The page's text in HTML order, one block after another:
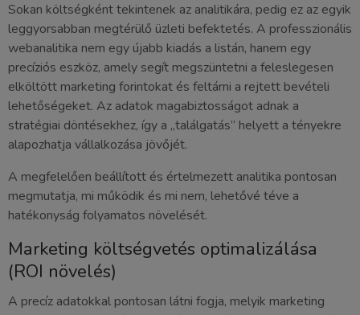
Sokan költségként tekintenek az analitikára, pedig ez az egyik
leggyorsabban megtérülő üzleti befektetés. A professzionális
webanalitika nem egy újabb kiadás a listán, hanem egy
precíziós eszköz, amely segít megszüntetni a feleslegesen
elköltött marketing forintokat és feltárni a rejtett bevételi
lehetőségeket. Az adatok magabiztosságot adnak a
stratégiai döntésekhez, így a „találgatás” helyett a tényekre
alapozhatja vállalkozása jövőjét.
A megfelelően beállított és értelmezett analitika pontosan
megmutatja, mi működik és mi nem, lehetővé téve a
hatékonyság folyamatos növelését.
Marketing költségvetés optimalizálása
(ROI növelés)
A precíz adatokkal pontosan látni fogja, melyik marketing